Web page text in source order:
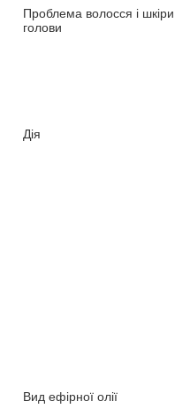
Проблема волосся і шкіри
голови
Дія
Вид ефірної олії